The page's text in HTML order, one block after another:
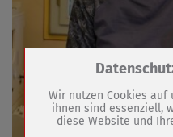
Zum Betrieb der
Name
PHP
Wir nutzen Cookies auf
ihnen sind essenziell,
diese Website und